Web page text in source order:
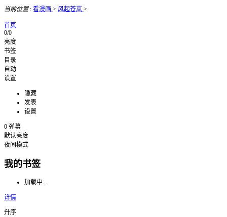
当前位置: 看漫画 > 风起苍岚 >
首页
0/0
亮度
书签
目录
自动
设置
隐藏
发表
设置
0 弹幕
默认亮度
夜间模式
我的书签
加载中...
详情
升序